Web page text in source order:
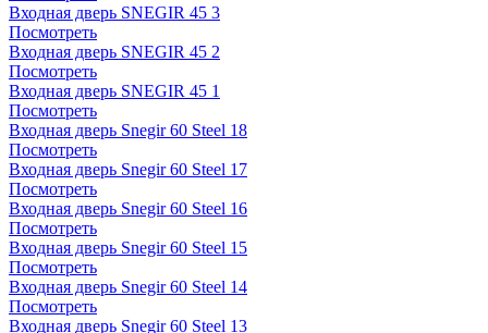
Входная дверь SNEGIR 45 3
Посмотреть
Входная дверь SNEGIR 45 2
Посмотреть
Входная дверь SNEGIR 45 1
Посмотреть
Входная дверь Snegir 60 Steel 18
Посмотреть
Входная дверь Snegir 60 Steel 17
Посмотреть
Входная дверь Snegir 60 Steel 16
Посмотреть
Входная дверь Snegir 60 Steel 15
Посмотреть
Входная дверь Snegir 60 Steel 14
Посмотреть
Входная дверь Snegir 60 Steel 13